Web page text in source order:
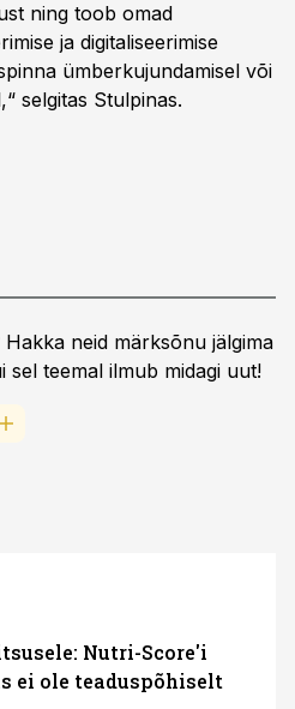
ning toob omad
ja digitaliseerimise
ümberkujundamisel või
selgitas Stulpinas.
Hakka neid märksõnu jälgima
sel teemal ilmub midagi uut!
Nutri-Score'i
ei ole teaduspõhiselt